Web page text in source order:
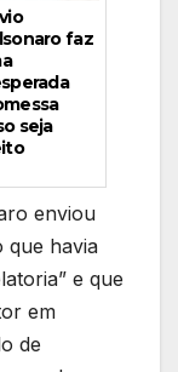
faz
seja
enviou
que havia
e que
em
de